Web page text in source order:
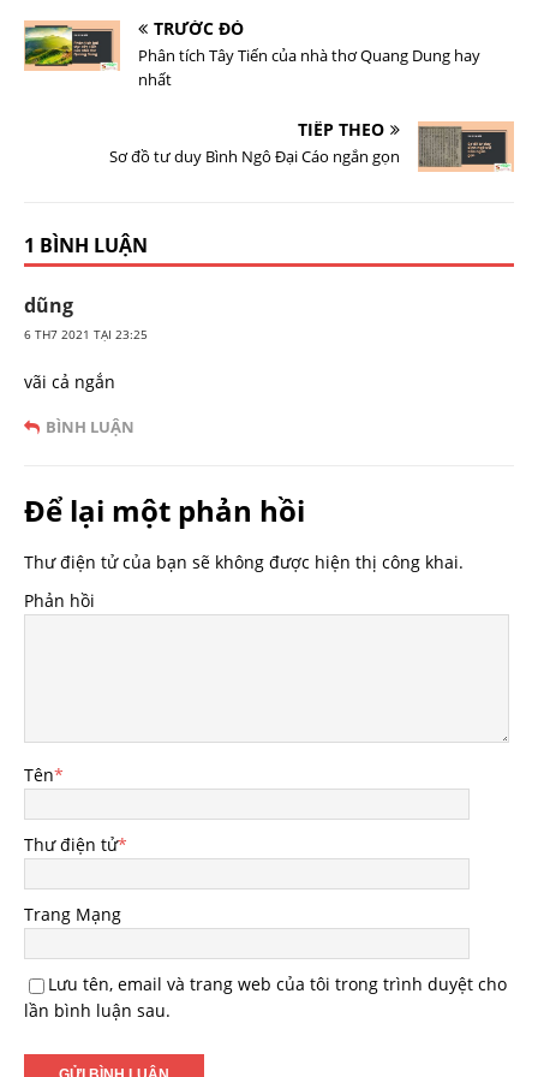
TRƯỚC ĐÓ
Phân tích Tây Tiến của nhà thơ Quang Dung hay
nhất
TIẾP THEO
Sơ đồ tư duy Bình Ngô Đại Cáo ngắn gọn
1 BÌNH LUẬN
dũng
6 TH7 2021 TẠI 23:25
vãi cả ngắn
BÌNH LUẬN
Để lại một phản hồi
Thư điện tử của bạn sẽ không được hiện thị công khai.
Phản hồi
Tên*
Thư điện tử*
Trang Mạng
Lưu tên, email và trang web của tôi trong trình duyệt cho
lần bình luận sau.